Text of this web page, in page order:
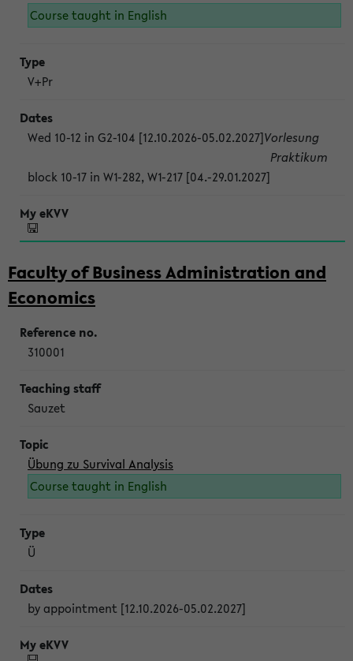
Course taught in English
V+Pr
Wed 10-12 in G2-104 [12.10.2026-05.02.2027]Vorlesung
block 10-17 in W1-282, W1-217 [04.-29.01.2027]
Praktikum
Faculty of Business Administration and
Economics
310001
Sauzet
Übung zu Survival Analysis
Course taught in English
Ü
by appointment [12.10.2026-05.02.2027]